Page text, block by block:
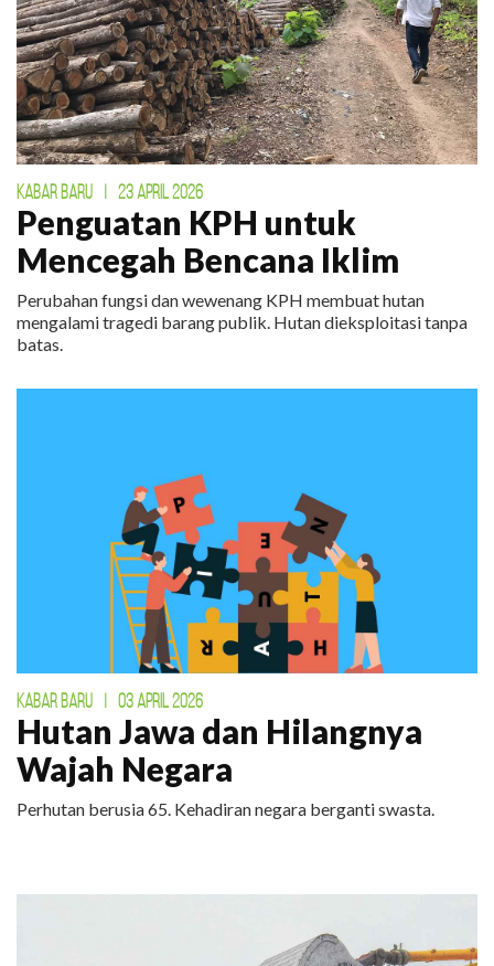
KABAR BARU | 23 APRIL 2026
Penguatan KPH untuk
Mencegah Bencana Iklim
Perubahan fungsi dan wewenang KPH membuat hutan
mengalami tragedi barang publik. Hutan dieksploitasi tanpa
batas.
KABAR BARU | 03 APRIL 2026
Hutan Jawa dan Hilangnya
Wajah Negara
Perhutan berusia 65. Kehadiran negara berganti swasta.